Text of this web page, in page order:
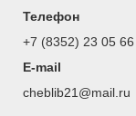
Телефон
+7 (8352) 23 05 66
E-mail
cheblib21@mail.ru